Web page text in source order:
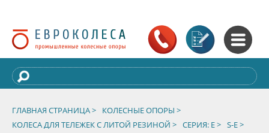
ГЛАВНАЯ СТРАНИЦА >
КОЛЕСНЫЕ ОПОРЫ >
КОЛЕСА ДЛЯ ТЕЛЕЖЕК С ЛИТОЙ РЕЗИНОЙ > СЕРИЯ: E > S-E >